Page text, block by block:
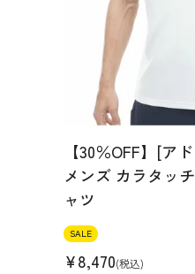
【30％OFF】[ア
メンズ カラタッ
ャツ
SALE
¥8,470 税込